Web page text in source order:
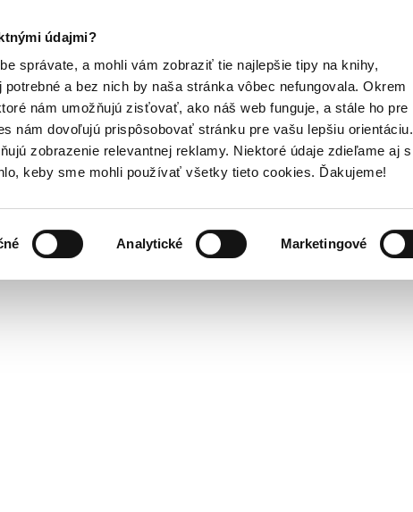
údajmi?
správate, a mohli vám zobraziť tie najlepšie tipy na knihy,
a bez nich by naša stránka vôbec nefungovala. Okrem
nám umožňujú zisťovať, ako náš web funguje, a stále ho pre
nám dovoľujú prispôsobovať stránku pre vašu lepšiu orientáciu.
zobrazenie relevantnej reklamy. Niektoré údaje zdieľame aj s
keby sme mohli používať všetky tieto cookies. Ďakujeme!
Analytické Marketingové